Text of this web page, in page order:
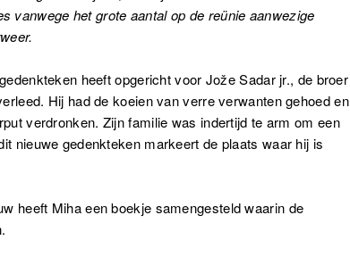
vanwege het grote aantal op de reünie aanwezige
heeft opgericht voor Jože Sadar jr., de broer
Hij had de koeien van verre verwanten gehoed en
verdronken. Zijn familie was indertijd te arm om een
nieuwe gedenkteken markeert de plaats waar hij is
heeft Miha een boekje samengesteld waarin de